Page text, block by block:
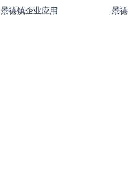
景德镇企业应用 景